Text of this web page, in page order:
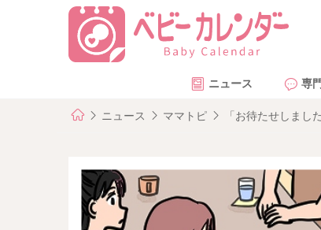
ニュース 専
ニュース ママトピ 「お待たせしま